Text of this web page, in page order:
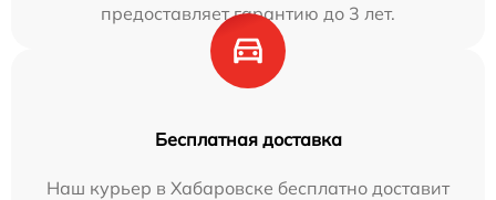
предоставляет гарантию до 3 лет.
Бесплатная доставка
Наш курьер в Хабаровске бесплатно доставит